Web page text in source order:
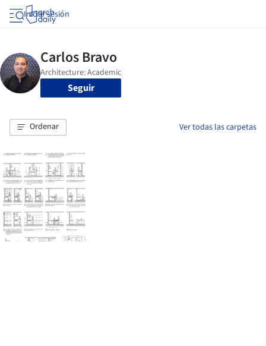
Iniciar sesión
Seguir
Ordenar Ver todas las carpetas